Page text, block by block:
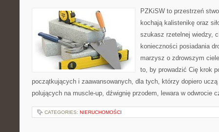
PZKiSW to przestrzeń
kochają kalistenikę oraz
szukasz rzetelnej wiedzy,
konieczności posiadania
marzysz o zdrowszym
to, by prowadzić Cię krok
początkujących i zaawansowanych, dla tych, którzy dopiero
polujących na muscle-up, dźwignię przodem, lewara w odwrocie
CATEGORIES: NIERUCHOMOŚCI